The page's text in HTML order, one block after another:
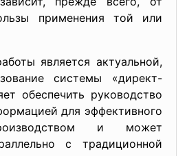
применения той или
является актуальной,
системы «директ-
обеспечить руководство
для эффективного
и может
с традиционной